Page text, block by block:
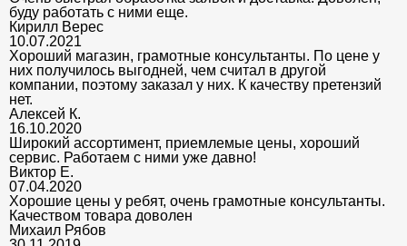
буду работать с ними еще.
Кирилл Верес
10.07.2021
Хороший магазин, грамотные консультанты. По цене у
них получилось выгодней, чем считал в другой
компании, поэтому заказал у них. К качеству претензий
нет.
Алексей К.
16.10.2020
Широкий ассортимент, приемлемые цены, хороший
сервис. Работаем с ними уже давно!
Виктор Е.
07.04.2020
Хорошие цены у ребят, очень грамотные консультанты.
Качеством товара доволен
Михаил Рябов